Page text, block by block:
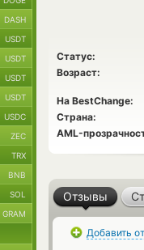
Статус:
Возраст:
На BestChange:
Страна:
AML-
Отзывы
Добавить
DASH
USDT
USDT
USDT
USDT
USDC
ZEC
TRX
BNB
SOL
GRAM